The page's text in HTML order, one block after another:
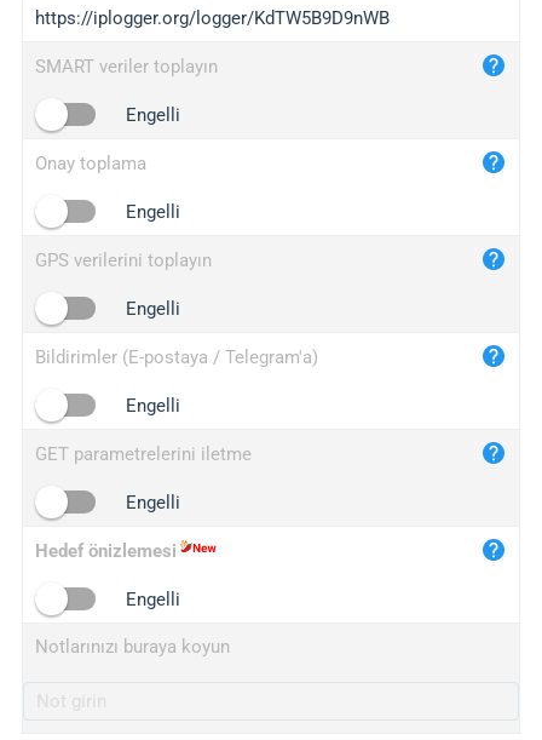
iplogger.com
maper.info
2no.co
yip.su
iplogger.info
https://iplogger.org/logger/KdTW5B9D9nWB
SMART veriler toplayın
Engelli
Onay toplama
Engelli
GPS verilerini toplayın
Engelli
Bildirimler (E-postaya / Telegram'a)
Engelli
GET parametrelerini iletme
Engelli
Hedef önizlemesi
Engelli
Notlarınızı buraya koyun